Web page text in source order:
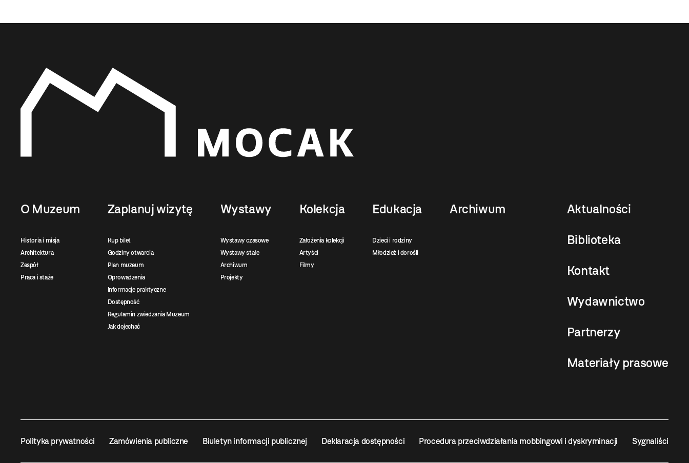
O Muzeum
Historia i misja
Architektura
Zespół
Praca i staże
Zaplanuj wizytę
Kup bilet
Godziny otwarcia
Plan muzeum
Oprowadzenia
Informacje praktyczne
Dostępność
Regulamin zwiedzania Muzeum
Jak dojechać
Wystawy
Wystawy czasowe
Wystawy stałe
Archiwum
Projekty
Kolekcja
Założenia kolekcji
Artyści
Filmy
Edukacja
Dzieci i rodziny
Młodzież i dorośli
Archiwum Aktualności
Biblioteka
Kontakt
Wydawnictwo
Partnerzy
Materiały prasowe
Polityka prywatności Zamówienia publiczne Biuletyn informacji publicznej Deklaracja dostępności Procedura przeciwdziałania mobbingowi i dyskryminacji Sygnaliści